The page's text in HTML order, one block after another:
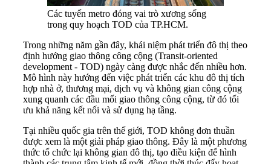
Các tuyến metro đóng vai trò xương sống
trong quy hoạch TOD của TP.HCM.
Trong những năm gần đây, khái niệm phát triển đô thị theo
định hướng giao thông công cộng (Transit-oriented
development - TOD) ngày càng được nhắc đến nhiều hơn.
Mô hình này hướng đến việc phát triển các khu đô thị tích
hợp nhà ở, thương mại, dịch vụ và không gian công cộng
xung quanh các đầu mối giao thông công cộng, từ đó tối
ưu khả năng kết nối và sử dụng hạ tầng.
Tại nhiều quốc gia trên thế giới, TOD không đơn thuần
được xem là một giải pháp giao thông. Đây là một phương
thức tổ chức lại không gian đô thị, tạo điều kiện để hình